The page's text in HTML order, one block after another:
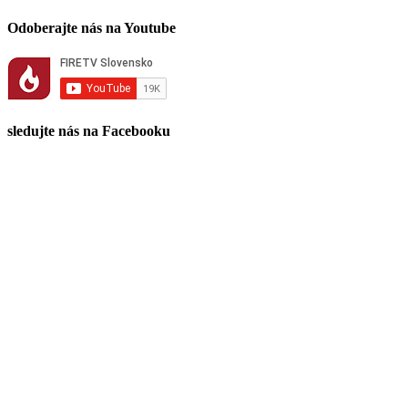
Odoberajte nás na Youtube
sledujte nás na Facebooku